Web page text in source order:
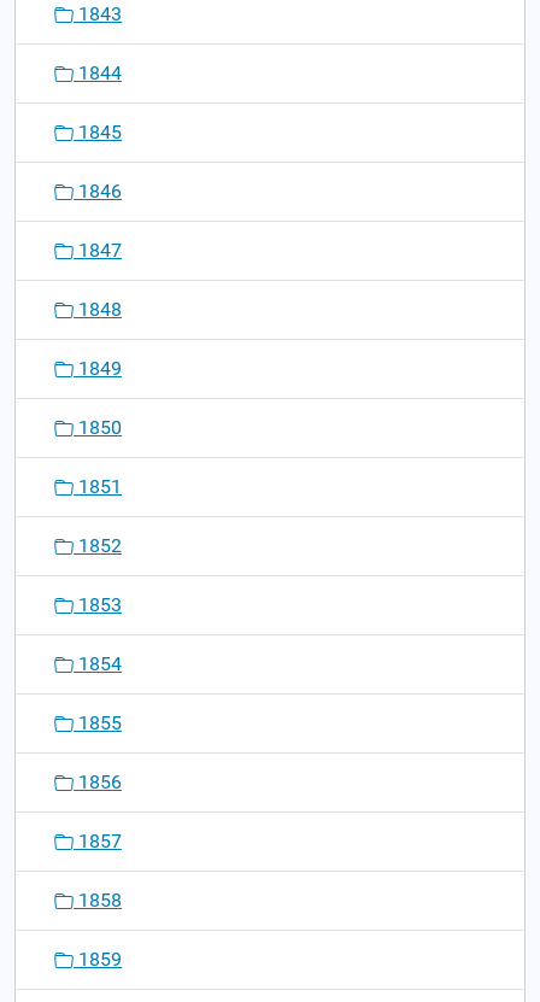
1843
1844
1845
1846
1847
1848
1849
1850
1851
1852
1853
1854
1855
1856
1857
1858
1859